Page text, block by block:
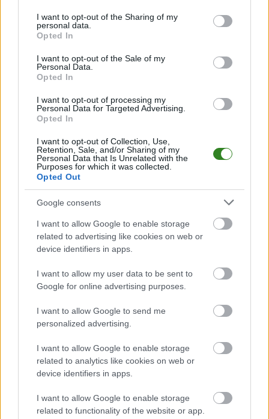
not limited to your visit or usage behaviour. You may click to
grant or deny consent to Google and its third-party tags to
use your data for below specified purposes in below Google
consent section.
I want to opt-out of the Sharing of my
personal data.
Opted In
I want to opt-out of the Sale of my
Personal Data.
Opted In
I want to opt-out of processing my
Personal Data for Targeted Advertising.
Opted In
I want to opt-out of Collection, Use,
Retention, Sale, and/or Sharing of my
Personal Data that Is Unrelated with the
Purposes for which it was collected.
Opted Out
Google consents
I want to allow Google to enable storage
related to advertising like cookies on web or
device identifiers in apps.
I want to allow my user data to be sent to
Google for online advertising purposes.
I want to allow Google to send me
personalized advertising.
I want to allow Google to enable storage
related to analytics like cookies on web or
device identifiers in apps.
I want to allow Google to enable storage
related to functionality of the website or app.
2026-05-19 18:01
Trzech piłkarzy na
testach w Stali
Rzeszów
2026-05-19 17:05
WIDEO: Avia Świdnik
[KULISY]
2020-09-23 12:17
Dariusza
Skrzypczaka.
sytuacji zmienić
negatywne myślenie
w pozytywne"
KOMENTARZE
Uwaga!
Teraz komentarze są domyślnie ukryte, aby poprawić
„Zobacz komentarze”, aby je wyświetlić i dołączyć do
dyskusji.
Zobacz komentarze
NASTĘPNY ARTYKUŁ
2026-05-19 13:42
Konflikt na linii kibice Stali - Woffinden